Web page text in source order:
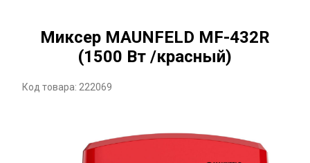
Миксер MAUNFELD MF-432R
(1500 Вт /красный)
Код товара: 222069